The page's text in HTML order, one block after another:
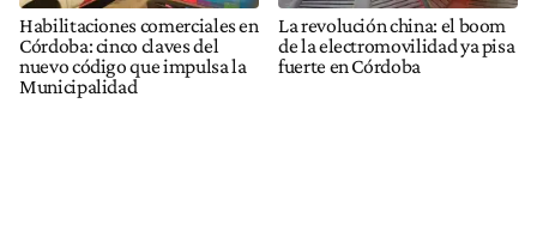
Habilitaciones comerciales en
Córdoba: cinco claves del
nuevo código que impulsa la
Municipalidad
La revolución china: el boom
de la electromovilidad ya pisa
fuerte en Córdoba